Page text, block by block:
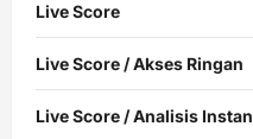
Live Score
Live Score / Akses Ringan
Live Score / Analisis Instan